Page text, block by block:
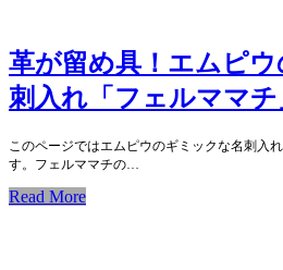
革が留め具！エムピ
刺入れ「フェルママチ
このページではエムピウのギミックな名刺入
す。フェルママチの…
Read More